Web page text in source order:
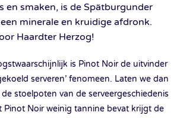
en smaken, is de Spätburgunder
minerale en kruidige afdronk.
Haardter Herzog!
is Pinot Noir de uitvinder
serveren’ fenomeen. Laten we dan
stoelpoten van de serveergeschiedenis
Pinot Noir weinig tannine bevat krijgt de